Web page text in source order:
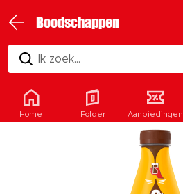
Boodschappen
Ik zoek...
Home Folder Aanbiedingen